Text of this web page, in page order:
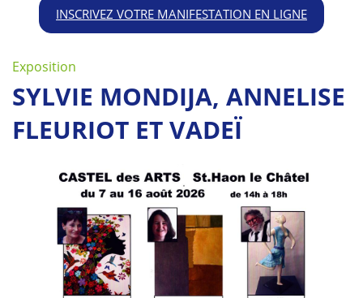
INSCRIVEZ VOTRE MANIFESTATION EN LIGNE
Exposition
SYLVIE MONDIJA, ANNELISE
FLEURIOT ET VADEÏ